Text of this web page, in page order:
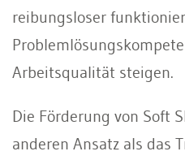
reibungsloser
Arbeitsqualität steigen.
Die Förderung von Soft
anderen Ansatz als das